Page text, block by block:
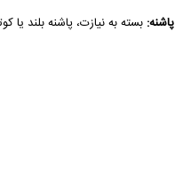
پاشنه: بسته به نیازت، پاشنه بلند یا